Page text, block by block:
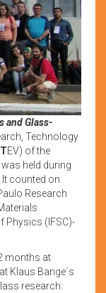
and Glass-
Technology
TEV) of the
held during
It counted on
Research
Physics (IFSC)-
months at
Klaus Bange´s
research: